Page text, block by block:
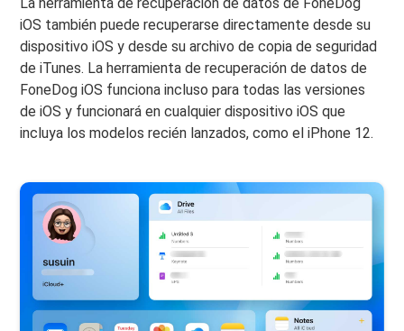
iOS también puede recuperarse directamente desde su
dispositivo iOS y desde su archivo de copia de seguridad
de iTunes. La herramienta de recuperación de datos de
FoneDog iOS funciona incluso para todas las versiones
de iOS y funcionará en cualquier dispositivo iOS que
incluya los modelos recién lanzados, como el iPhone 12.